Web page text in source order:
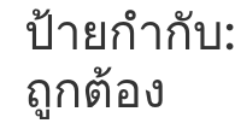
ป้ายกำกับ:
ถูกต้อง